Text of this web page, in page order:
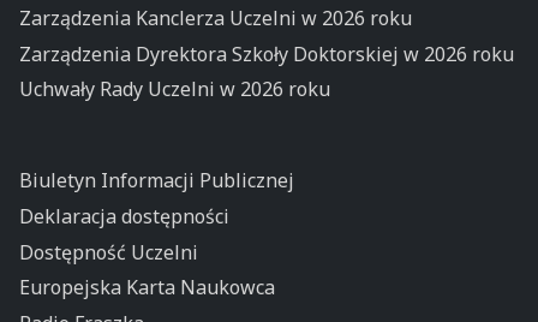
Zarządzenia Kanclerza Uczelni w 2026 roku
Zarządzenia Dyrektora Szkoły Doktorskiej w 2026 roku
Uchwały Rady Uczelni w 2026 roku
Biuletyn Informacji Publicznej
Deklaracja dostępności
Dostępność Uczelni
Europejska Karta Naukowca